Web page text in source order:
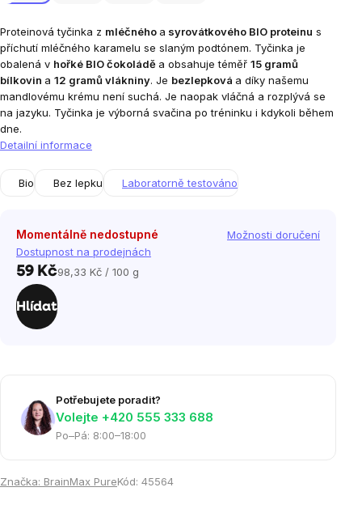
Proteinová tyčinka z mléčného a syrovátkového BIO proteinu s
příchutí mléčného karamelu se slaným podtónem. Tyčinka je
obalená v hořké BIO čokoládě a obsahuje téměř 15 gramů
bílkovin a 12 gramů vlákniny. Je bezlepková a díky našemu
mandlovému krému není suchá. Je naopak vláčná a rozplývá se
na jazyku. Tyčinka je výborná svačina po tréninku i kdykoli během
dne.
Detailní informace
Bio Bez lepku Laboratorně testováno
Momentálně nedostupné
Dostupnost na prodejnách
Možnosti doručení
59 KčMěrná
98,33 Kč / 100 g
Hlídat
Potřebujete poradit?
Volejte ‭+420 555 333 688
Po–Pá: 8:00–18:00
Značka: BrainMax PureKód: 45564